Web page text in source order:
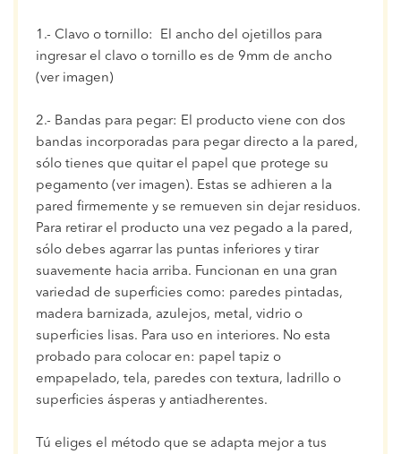
1.- Clavo o tornillo: El ancho del ojetillos para
ingresar el clavo o tornillo es de 9mm de ancho
(ver imagen)
2.- Bandas para pegar: El producto viene con dos
bandas incorporadas para pegar directo a la pared,
sólo tienes que quitar el papel que protege su
pegamento (ver imagen). Estas se adhieren a la
pared firmemente y se remueven sin dejar residuos.
Para retirar el producto una vez pegado a la pared,
sólo debes agarrar las puntas inferiores y tirar
suavemente hacia arriba. Funcionan en una gran
variedad de superficies como: paredes pintadas,
madera barnizada, azulejos, metal, vidrio o
superficies lisas. Para uso en interiores. No esta
probado para colocar en: papel tapiz o
empapelado, tela, paredes con textura, ladrillo o
superficies ásperas y antiadherentes.
Tú eliges el método que se adapta mejor a tus